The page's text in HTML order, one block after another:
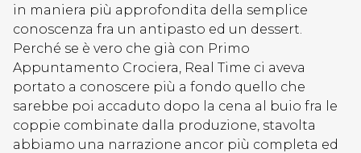
in maniera più approfondita della semplice
conoscenza fra un antipasto ed un dessert.
Perché se è vero che già con Primo
Appuntamento Crociera, Real Time ci aveva
portato a conoscere più a fondo quello che
sarebbe poi accaduto dopo la cena al buio fra le
coppie combinate dalla produzione, stavolta
abbiamo una narrazione ancor più completa ed